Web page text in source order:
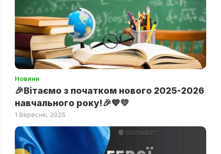
Новини
🎉Вітаємо з початком нового 2025-2026
навчального року!🎉💙💛
1 Вересня, 2025